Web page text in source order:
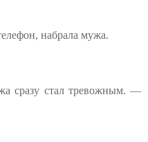
набрала мужа.
сразу стал тревожным. —